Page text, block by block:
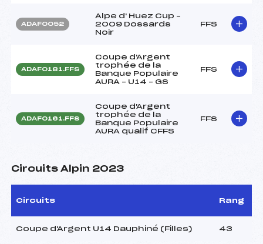
ADAF0052
Alpe d' Huez Cup –
2009 Dossards
Noir
FFS
ADAF0181.FFS
Coupe d'Argent
trophée de la
Banque Populaire
AURA – U14 – GS
FFS
ADAF0161.FFS
Coupe d'Argent
trophée de la
Banque Populaire
AURA qualif CFFS
FFS
Circuits Alpin 2023
Circuits Rang
Coupe d'Argent U14 Dauphiné (Filles) 43